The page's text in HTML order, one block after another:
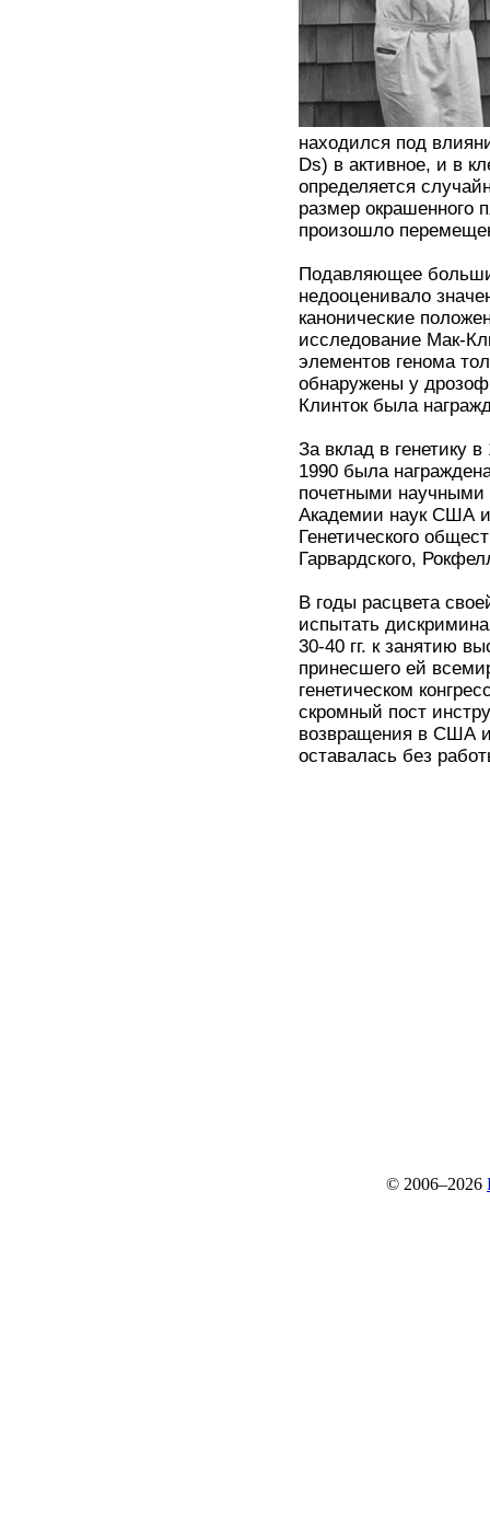
находился под
Ds) в активное, и в
определяется
размер окрашенного
произошло
Подавляющее
недооценивало
канонические
исследование Мак-
элементов генома
обнаружены у
Клинток была
За вклад в генетику
1990 была
почетными
Академии наук США и
Генетического
Гарвардского,
В годы расцвета
испытать
30-40 гг. к занятию
принесшего ей
генетическом
скромный пост
возвращения в США
оставалась без
© 2006–2026